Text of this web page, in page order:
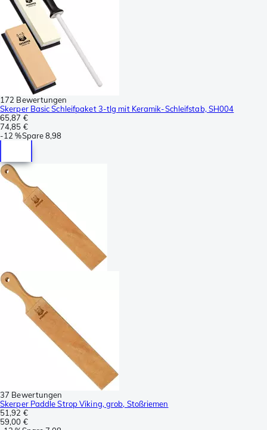
172 Bewertungen
Skerper Basic Schleifpaket 3-tlg mit Keramik-Schleifstab, SH004
65,87 €
74,85 €
-12 %Spare8,98
37 Bewertungen
Skerper Paddle Strop Viking, grob, Stoßriemen
51,92 €
59,00 €